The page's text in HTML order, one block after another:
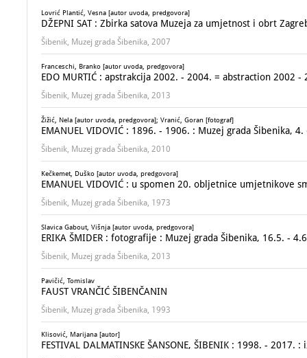
Lovrić Plantić, Vesna [autor uvoda, predgovora]
DŽEPNI SAT : Zbirka satova Muzeja za umjetnost i obrt
Šibenik, Muzej grada Šibenika, 2007
Franceschi, Branko [autor uvoda, predgovora]
EDO MURTIĆ : apstrakcija 2002. - 2004. = abstraction 2002 -
Šibenik, Muzej grada Šibenika, 2013
Žižić, Nela [autor uvoda, predgovora]; Vranić, Goran [fotograf]
EMANUEL VIDOVIĆ : 1896. - 1906. : Muzej grada Šibenika,
Šibenik, Muzej grada Šibenika, 2010
Kečkemet, Duško [autor uvoda, predgovora]
EMANUEL VIDOVIĆ : u spomen 20. obljetnice umjetnikove
Šibenik, Muzej grada Šibenika, 1973
Slavica Gabout, Višnja [autor uvoda, predgovora]
ERIKA ŠMIDER : fotografije : Muzej grada Šibenika, 16.5. -
Šibenik, Muzej grada Šibenika, 2013
Pavičić, Tomislav
FAUST VRANČIĆ ŠIBENČANIN
Šibenik, Muzej grada Šibenika, 1993
Klisović, Marijana [autor]
FESTIVAL DALMATINSKE ŠANSONE, ŠIBENIK : 1998. - 2017. :